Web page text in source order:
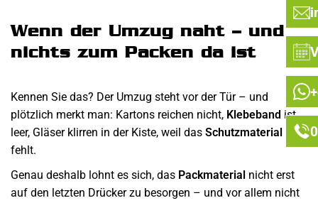
Wenn der Umzug naht – und
nichts zum Packen da ist
Kennen Sie das? Der Umzug steht vor der Tür – und
plötzlich merkt man: Kartons reichen nicht, Klebeband ist
leer, Gläser klirren in der Kiste, weil das Schutzmaterial
fehlt.
Genau deshalb lohnt es sich, das Packmaterial nicht erst
auf den letzten Drücker zu besorgen – und vor allem nicht